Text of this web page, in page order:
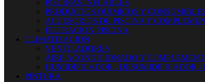
PISCINAS INFLABLES
PRODUCTOS QUIMICOS Y
ACCESORIOS DE PISCINA Y
FILTRACION PISCINA
CLIMATIZACION
VENTILADORES
AIRE ACONDICIONADO Y
HUMIDIFICADOR - DESUMIDIFICADOR -
PINTURA